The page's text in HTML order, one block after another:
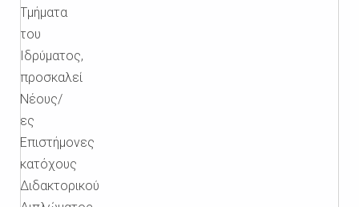
Τμήματα
του
Ιδρύματος,
προσκαλεί
Νέους/
ες
Επιστήμονες
κατόχους
Διδακτορικού